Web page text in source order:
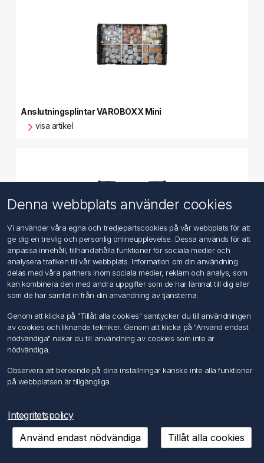
Anslutningsplintar VAROBOXX Mini
visa artikel
Sortiment Spånskiveskruv 4-6 PZ FZ, FZB VAROBOXX
visa artikel
Träskruv delg 90° zink 4-5 mm VAROBOXX
Denna webbplats använder cookies
Vi använder våra egna och tredjepartscookies på vår webbplats för att
ge dig en trevlig och personlig onlineupplevelse. Dessa används för att
anpassa innehåll, tillhandahålla funktioner för sociala medier och
analysera trafiken till vår webbplats. Information om din användning
delas med våra partners inom sociala medier, reklam och analys, som
kan kombinera den med andra uppgifter som de har lämnat till dig eller
som de har samlat in från din användning av tjänsterna.
Genom att klicka på "Tillåt alla cookies" samtycker du till användningen
av cookies och liknande tekniker. Genom att klicka på "Använd endast
nödvändiga" nekar du till användning av cookies som inte är
nödvändiga.
Observera att beroende på dina inställningar kanske inte alla funktioner
på webbplatsen är tillgängliga.
Integritetspolicy
Använd endast nödvändiga
Tillåt alla cookies